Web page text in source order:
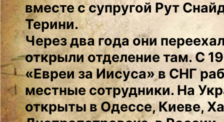
вместе с супругой Рут
Терини.
Через два года они
открыли отделение там. С
«Евреи за Иисуса» в СНГ
местные сотрудники. На
открыты в Одессе, Киеве,